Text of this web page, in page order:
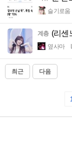
슬기로움
계층 (리센
옆사마
최근 다음